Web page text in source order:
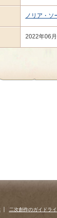
ノリア・ソ
2022年06
二次創作のガイドラ